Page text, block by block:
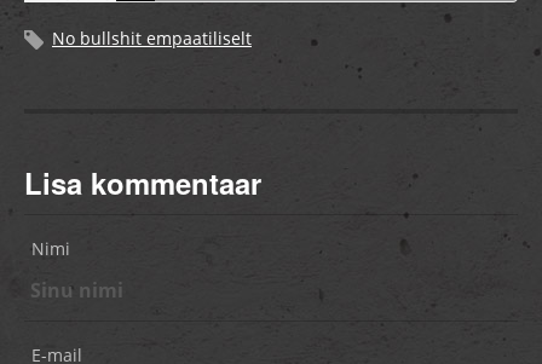
No bullshit empaatiliselt
Lisa kommentaar
Nimi
E-mail